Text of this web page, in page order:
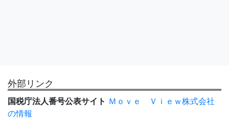
外部リンク
国税庁法人番号公表サイト Ｍｏｖｅ Ｖｉｅｗ株式会社
の情報